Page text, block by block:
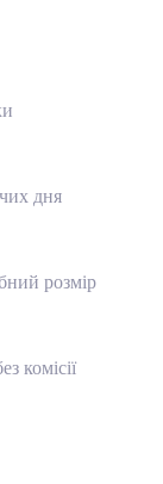
дня
розмір
комісії